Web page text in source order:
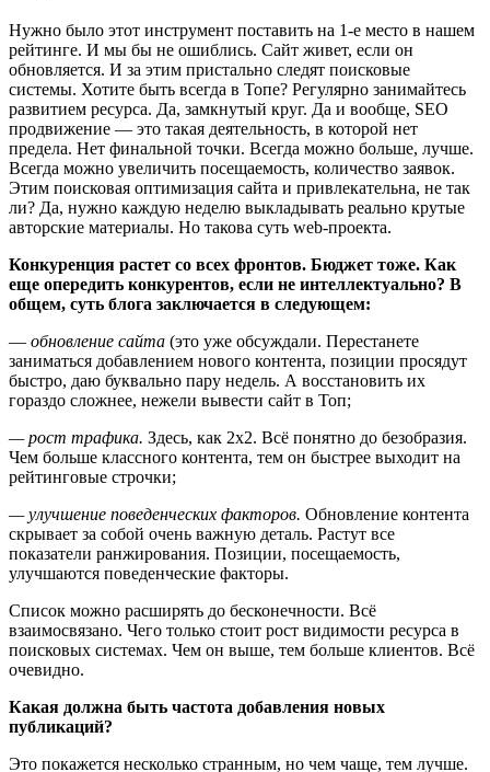
Нужно было этот инструмент поставить на 1-е место в нашем
рейтинге. И мы бы не ошиблись. Сайт живет, если он
обновляется. И за этим пристально следят поисковые
системы. Хотите быть всегда в Топе? Регулярно занимайтесь
развитием ресурса. Да, замкнутый круг. Да и вообще, SEO
продвижение — это такая деятельность, в которой нет
предела. Нет финальной точки. Всегда можно больше, лучше.
Всегда можно увеличить посещаемость, количество заявок.
Этим поисковая оптимизация сайта и привлекательна, не так
ли? Да, нужно каждую неделю выкладывать реально крутые
авторские материалы. Но такова суть web-проекта.
Конкуренция растет со всех фронтов. Бюджет тоже. Как
еще опередить конкурентов, если не интеллектуально? В
общем, суть блога заключается в следующем:
— обновление сайта (это уже обсуждали. Перестанете
заниматься добавлением нового контента, позиции просядут
быстро, даю буквально пару недель. А восстановить их
гораздо сложнее, нежели вывести сайт в Топ;
— рост трафика. Здесь, как 2х2. Всё понятно до безобразия.
Чем больше классного контента, тем он быстрее выходит на
рейтинговые строчки;
— улучшение поведенческих факторов. Обновление контента
скрывает за собой очень важную деталь. Растут все
показатели ранжирования. Позиции, посещаемость,
улучшаются поведенческие факторы.
Список можно расширять до бесконечности. Всё
взаимосвязано. Чего только стоит рост видимости ресурса в
поисковых системах. Чем он выше, тем больше клиентов. Всё
очевидно.
Какая должна быть частота добавления новых
публикаций?
Это покажется несколько странным, но чем чаще, тем лучше.